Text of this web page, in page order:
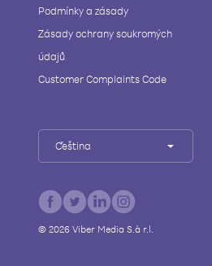
Podmínky a zásady
Zásady ochrany soukromých
údajů
Customer Complaints Code
Čeština
© 2026Viber Media S.à r.l.